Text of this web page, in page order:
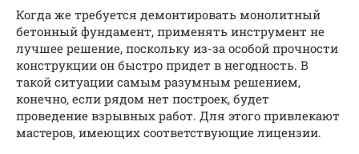
Когда же требуется демонтировать монолитный
бетонный фундамент, применять инструмент не
лучшее решение, поскольку из-за особой прочности
конструкции он быстро придет в негодность. В
такой ситуации самым разумным решением,
конечно, если рядом нет построек, будет
проведение взрывных работ. Для этого привлекают
мастеров, имеющих соответствующие лицензии.